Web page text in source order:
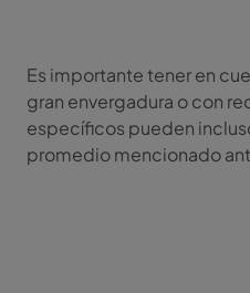
Es importante tener en
gran envergadura o con
específicos pueden
promedio mencionado